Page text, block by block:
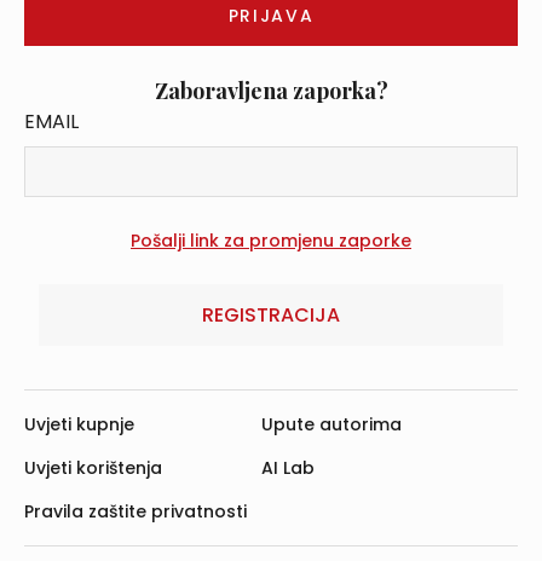
Zaboravljena zaporka?
EMAIL
REGISTRACIJA
Uvjeti kupnje
Uvjeti korištenja
Pravila zaštite privatnosti
Upute autorima
AI Lab